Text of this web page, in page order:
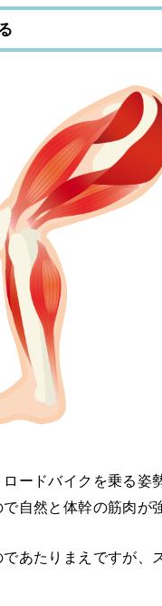
ードバイクを乗る姿
自然と体幹の筋肉が
あたりまえですが、